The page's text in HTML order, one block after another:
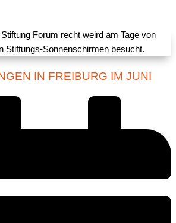
IN FREIBURG IM JUNI